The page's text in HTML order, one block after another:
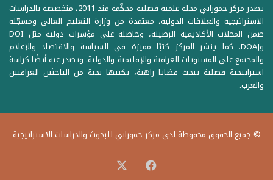
يصدر مركز حمورابي مجلة علمية فصلية محكّمة منذ 2011، متخصصة بالدراسات
الاستراتيجية والعلاقات الدولية، معتمدة من وزارة التعليم العالي ومسجّلة
ضمن المجلات الأكاديمية الرصينة، وحاصلة على مؤشرات دولية مثل DOI
وDOAJ. كما ينشر المركز كتبًا مميزة في السياسة والاقتصاد والإعلام
والمجتمع على المستويات العراقية والإقليمية والدولية. وتصدر عنه أيضًا كراسة
استراتيجية فصلية تبحث قضايا راهنة، يكتبها نخبة من الباحثين العراقيين
والعرب.
© جميع الحقوق محفوظة لدى مركز حمورابي للبحوث والدراسات الاستراتيجية
فيسبوك